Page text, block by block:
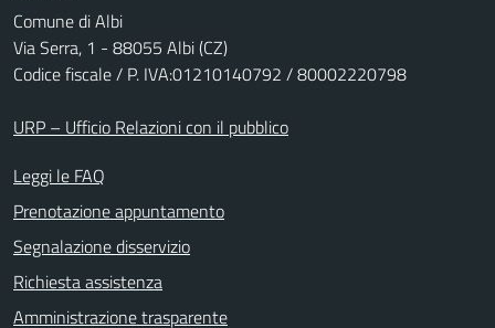
Comune di Albi
Via Serra, 1 - 88055 Albi (CZ)
Codice fiscale / P. IVA:01210140792 / 80002220798
URP – Ufficio Relazioni con il pubblico
Leggi le FAQ
Prenotazione appuntamento
Segnalazione disservizio
Richiesta assistenza
Amministrazione trasparente